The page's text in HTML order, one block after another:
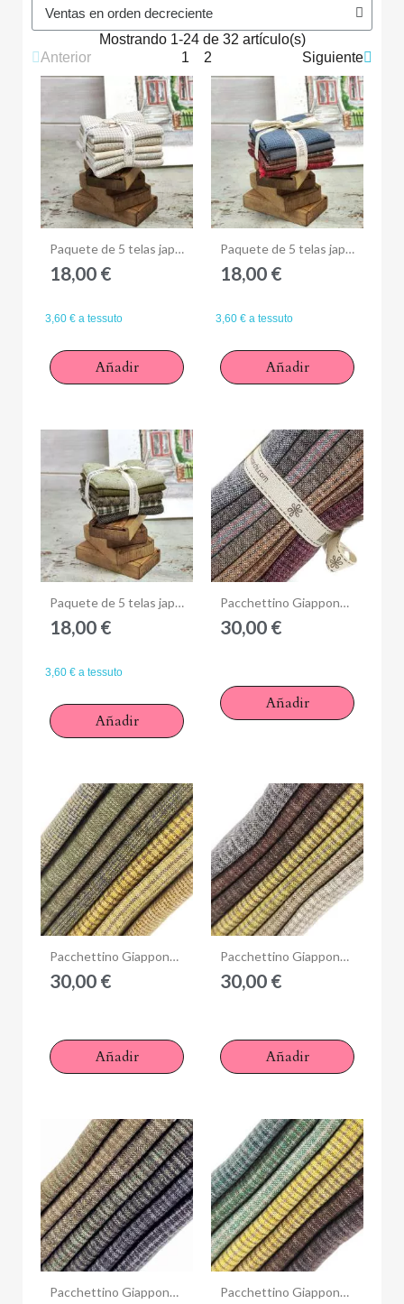
Mostrando 1-24 de 32 artículo(s)
Anterior
1 2 Siguiente
Anteprima Paquete de 5 telas japonesas 25 x 27 cm - Bianco Panna
18,00 €
3,60 € a tessuto
Añadir
Anteprima Paquete de 5 telas japonesas 25 x 27 cm - Rosso Blu
18,00 €
3,60 € a tessuto
Añadir
Anteprima Paquete de 5 telas japonesas 25 x 27 cm - Verde
18,00 €
3,60 € a tessuto
Añadir
Anteprima Pacchettino Giapponese, 7 Tessuti 33 x 35 cm, Bordeaux Marrone Grigio Azzurro
30,00 €
Añadir
Anteprima Pacchettino Giapponese, 7 Tessuti 33 x 35 cm, Verde Beige
30,00 €
Añadir
Anteprima Pacchettino Giapponese, 7 Tessuti 33 x 35 cm, Marrone Giallo
30,00 €
Añadir
Anteprima Pacchettino Giapponese, 7 Tessuti 33 x 35 cm, Verde Nero Anteprima Pacchettino Giapponese, 7 Tessuti 33 x 35 cm, Verde Giallo Marrone